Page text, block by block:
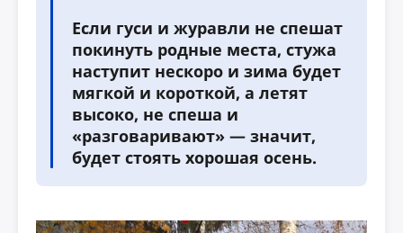
Если гуси и журавли не спешат
покинуть родные места, стужа
наступит нескоро и зима будет
мягкой и короткой, а летят
высоко, не спеша и
«разговаривают» — значит,
будет стоять хорошая осень.